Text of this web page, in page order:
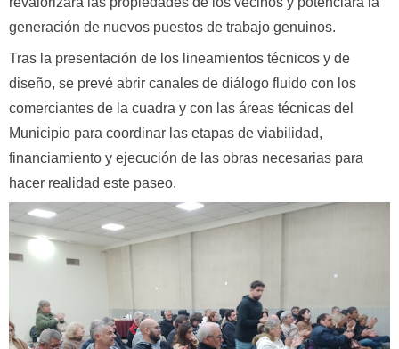
generación de nuevos puestos de trabajo genuinos.
Tras la presentación de los lineamientos técnicos y de
diseño, se prevé abrir canales de diálogo fluido con los
comerciantes de la cuadra y con las áreas técnicas del
Municipio para coordinar las etapas de viabilidad,
financiamiento y ejecución de las obras necesarias para
hacer realidad este paseo.